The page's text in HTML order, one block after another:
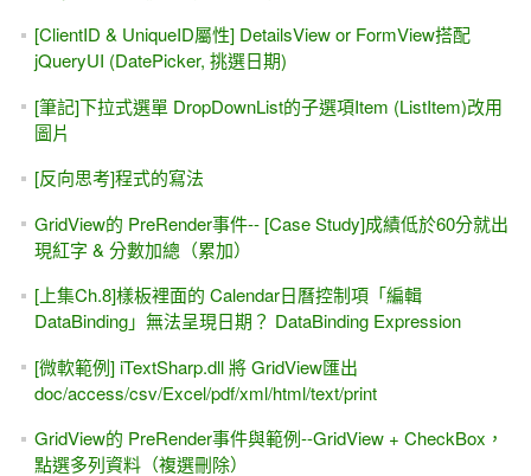
[ClientID & UniqueID屬性] DetailsView or FormView搭配
jQueryUI (DatePicker, 挑選日期)
[筆記]下拉式選單 DropDownList的子選項Item (ListItem)改用
圖片
[反向思考]程式的寫法
GridView的 PreRender事件-- [Case Study]成績低於60分就出
現紅字 & 分數加總（累加）
[上集Ch.8]樣板裡面的 Calendar日曆控制項「編輯
DataBinding」無法呈現日期？ DataBinding Expression
[微軟範例] iTextSharp.dll 將 GridView匯出
doc/access/csv/Excel/pdf/xml/html/text/print
GridView的 PreRender事件與範例--GridView + CheckBox，
點選多列資料（複選刪除）